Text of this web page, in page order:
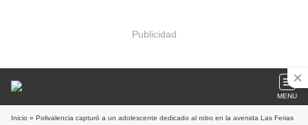
Publicidad
MENU
Inicio » Polivalencia capturó a un adolescente dedicado al robo en la avenida Las Ferias